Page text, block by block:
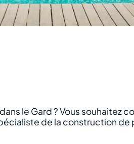
le Gard ? Vous souhaitez
de la construction de